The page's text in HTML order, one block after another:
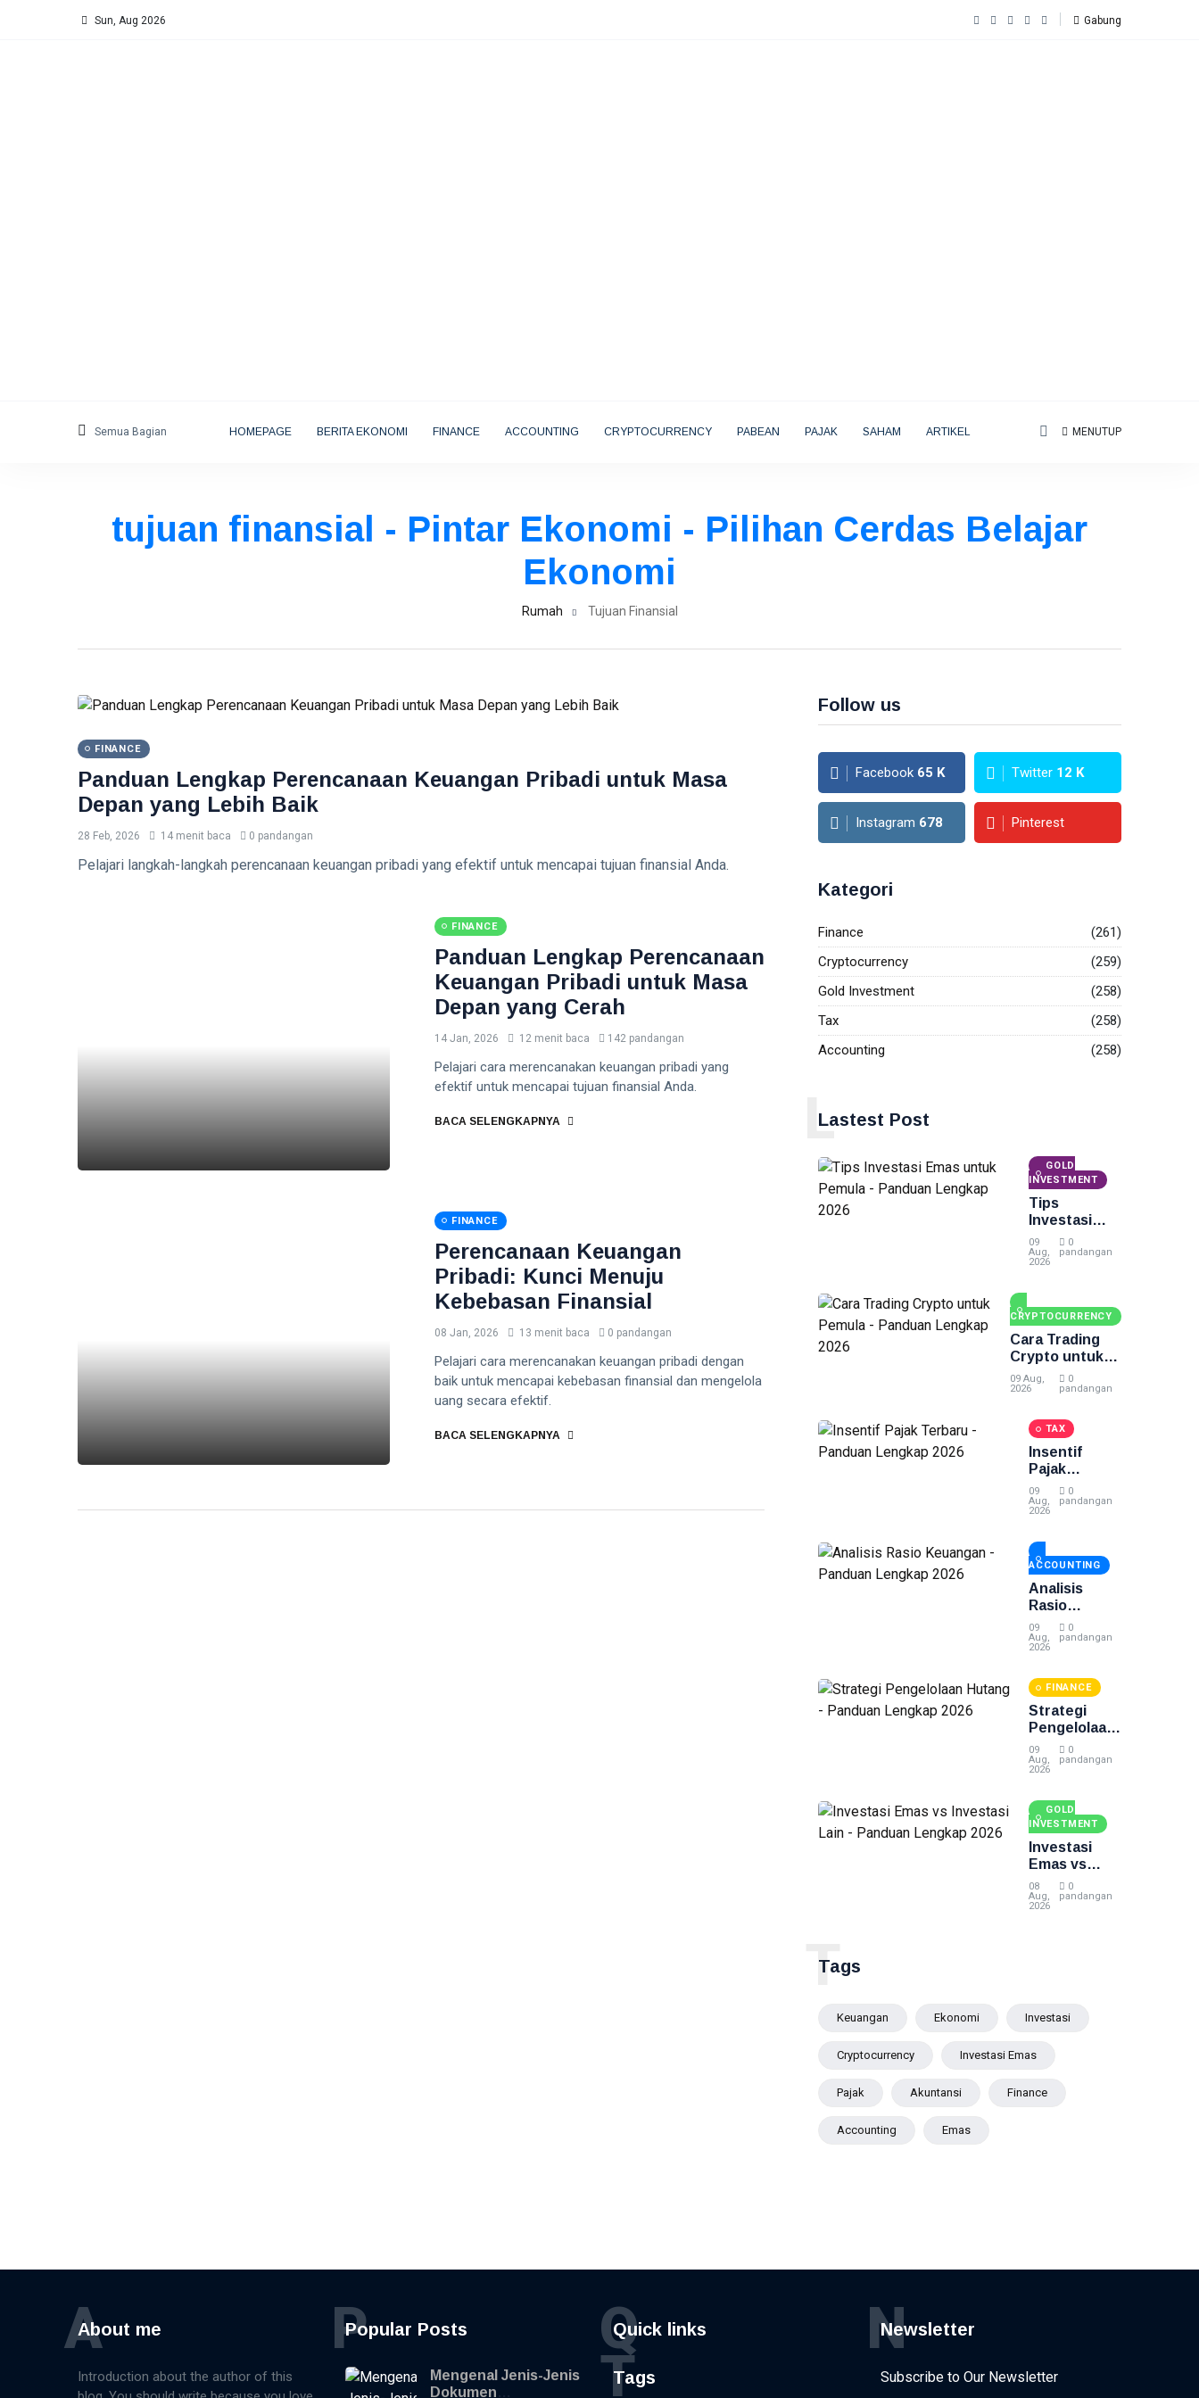
Sun, Aug 2026 Gabung
Semua Bagian HOMEPAGE BERITA EKONOMI FINANCE ACCOUNTING CRYPTOCURRENCY PABEAN PAJAK SAHAM ARTIKEL MENUTUP
tujuan finansial - Pintar Ekonomi - Pilihan Cerdas Belajar
Ekonomi
Rumah Tujuan Finansial
FINANCE
Panduan Lengkap Perencanaan Keuangan Pribadi untuk Masa
Depan yang Lebih Baik
28 Feb, 2026 14 menit baca 0 pandangan
Pelajari langkah-langkah perencanaan keuangan pribadi yang efektif untuk mencapai tujuan finansial Anda.
FINANCE
Panduan Lengkap Perencanaan
Keuangan Pribadi untuk Masa
Depan yang Cerah
14 Jan, 2026 12 menit baca 142 pandangan
Pelajari cara merencanakan keuangan pribadi yang
efektif untuk mencapai tujuan finansial Anda.
BACA SELENGKAPNYA
FINANCE
Perencanaan Keuangan
Pribadi: Kunci Menuju
Kebebasan Finansial
08 Jan, 2026 13 menit baca 0 pandangan
Pelajari cara merencanakan keuangan pribadi dengan
baik untuk mencapai kebebasan finansial dan mengelola
uang secara efektif.
BACA SELENGKAPNYA
Follow us
Facebook 65 K Twitter 12 K
Instagram 678 Pinterest
Kategori
Finance
(261)
Cryptocurrency
(259)
Gold Investment
(258)
Tax
(258)
Accounting
(258)
Lastest Post
L
GOLD
INVESTMENT
Tips
Investasi
Emas untuk
Pemula -
2026
09
Aug,
2026
0
pandangan
CRYPTOCURRENCY
Cara Trading
Crypto untuk
Pemula -
Panduan
09 Aug,
2026
0
pandangan
TAX
Insentif
Pajak
Terbaru -
Panduan
09
Aug,
2026
0
pandangan
ACCOUNTING
Analisis
Rasio
Keuangan -
Panduan
09
Aug,
2026
0
pandangan
FINANCE
Strategi
Pengelolaan
Hutang -
Panduan
09
Aug,
2026
0
pandangan
GOLD
INVESTMENT
Investasi
Emas vs
Investasi
Lain -
08
Aug,
2026
0
pandangan
Tags
T
Keuangan Ekonomi Investasi
Cryptocurrency Investasi Emas
Pajak Akuntansi Finance
Accounting Emas
About me
A
Introduction about the author of this
Popular Posts
P
Mengenal Jenis-Jenis
Dokumen
Quick links
Q
Tags
T
Newsletter
N
Subscribe to Our Newsletter